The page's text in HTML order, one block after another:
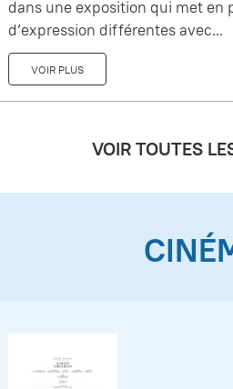
dans une exposition qui met en
d’expression différentes avec...
VOIR PLUS
VOIR TOUTES